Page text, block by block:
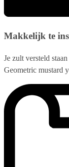
Makkelijk te
Je zult versteld
Geometric mustard